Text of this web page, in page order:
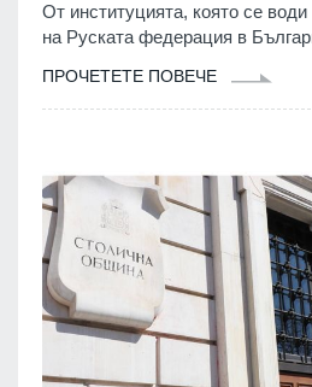
От институцията, която се
на Руската федерация в
ПРОЧЕТЕТЕ ПОВЕЧЕ